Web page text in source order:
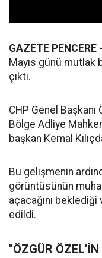
GAZETE PENCERE -
Mayıs günü mutlak
çıktı.
CHP Genel
Bölge Adliye
başkan Kemal
Bu gelişmenin
görüntüsünün
açacağını beklediği
edildi.
"ÖZGÜR